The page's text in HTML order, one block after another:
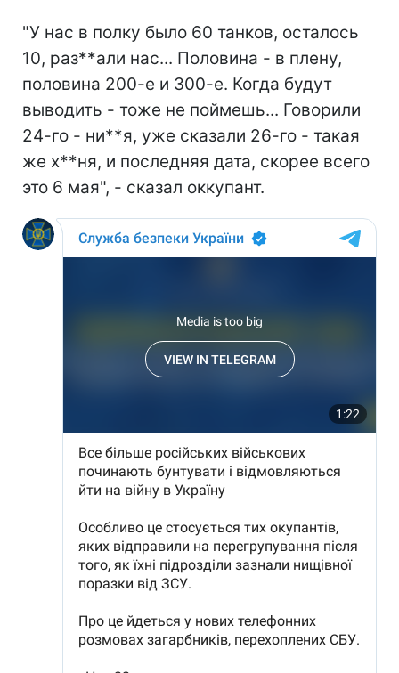
"У нас в полку было 60 танков, осталось
10, раз**али нас... Половина - в плену,
половина 200-е и 300-е. Когда будут
выводить - тоже не поймешь... Говорили
24-го - ни**я, уже сказали 26-го - такая
же х**ня, и последняя дата, скорее всего
это 6 мая", - сказал оккупант.